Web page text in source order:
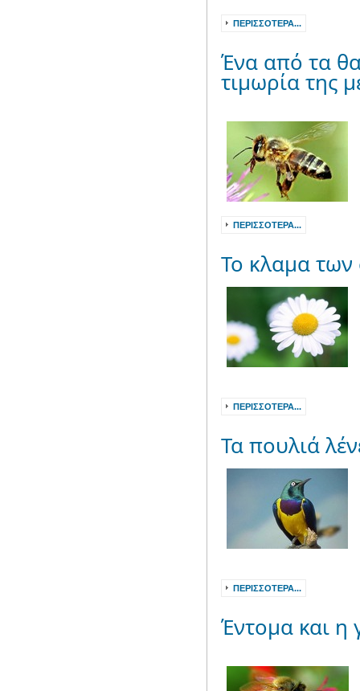
ΠΕΡΙΣΣΌΤΕΡΑ...
Ένα από τα
τιμωρία της
ΠΕΡΙΣΣΌΤΕΡΑ...
Το κλαμα
ΠΕΡΙΣΣΌΤΕΡΑ...
Τα πουλιά
ΠΕΡΙΣΣΌΤΕΡΑ...
Έντομα και η